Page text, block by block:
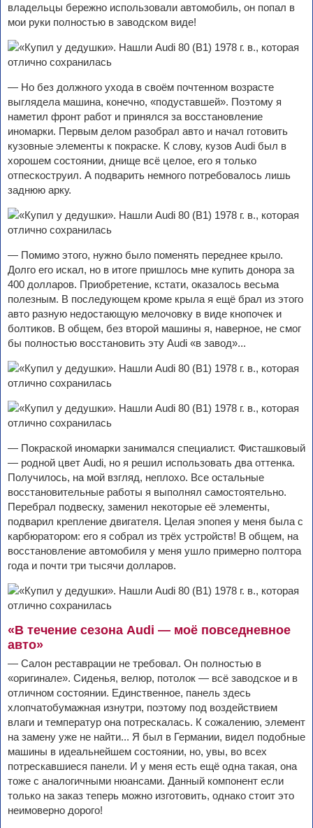
владельцы бережно использовали автомобиль, он попал в
мои руки полностью в заводском виде!
— Но без должного ухода в своём почтенном возрасте
выглядела машина, конечно, «подуставшей». Поэтому я
наметил фронт работ и принялся за восстановление
иномарки. Первым делом разобрал авто и начал готовить
кузовные элементы к покраске. К слову, кузов Audi был в
хорошем состоянии, днище всё целое, его я только
отпескоструил. А подварить немного потребовалось лишь
заднюю арку.
— Помимо этого, нужно было поменять переднее крыло.
Долго его искал, но в итоге пришлось мне купить донора за
400 долларов. Приобретение, кстати, оказалось весьма
полезным. В последующем кроме крыла я ещё брал из этого
авто разную недостающую мелочовку в виде кнопочек и
болтиков. В общем, без второй машины я, наверное, не смог
бы полностью восстановить эту Audi «в завод»...
— Покраской иномарки занимался специалист. Фисташковый
— родной цвет Audi, но я решил использовать два оттенка.
Получилось, на мой взгляд, неплохо. Все остальные
восстановительные работы я выполнял самостоятельно.
Перебрал подвеску, заменил некоторые её элементы,
подварил крепление двигателя. Целая эпопея у меня была с
карбюратором: его я собрал из трёх устройств! В общем, на
восстановление автомобиля у меня ушло примерно полтора
года и почти три тысячи долларов.
«В течение сезона Audi — моё повседневное
авто»
— Салон реставрации не требовал. Он полностью в
«оригинале». Сиденья, велюр, потолок — всё заводское и в
отличном состоянии. Единственное, панель здесь
хлопчатобумажная изнутри, поэтому под воздействием
влаги и температур она потрескалась. К сожалению, элемент
на замену уже не найти... Я был в Германии, видел подобные
машины в идеальнейшем состоянии, но, увы, во всех
потрескавшиеся панели. И у меня есть ещё одна такая, она
тоже с аналогичными нюансами. Данный компонент если
только на заказ теперь можно изготовить, однако стоит это
неимоверно дорого!